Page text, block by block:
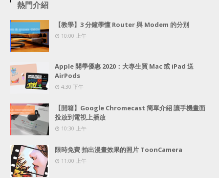
熱門介紹
【教學】3 分鐘學懂 Router 與 Modem 的分別
10:00 上午
Apple 開學優惠 2020：大專生買 Mac 或 iPad 送
AirPods
4:30 下午
【開箱】Google Chromecast 簡單介紹 讓手機畫面
投放到電視上播放
10:30 上午
限時免費 拍出漫畫效果的照片 ToonCamera
11:00 上午